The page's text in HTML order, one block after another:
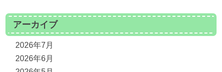
アーカイブ
2026年7月
2026年6月